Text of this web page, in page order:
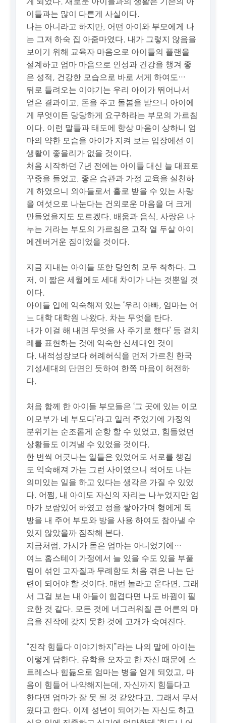
이들과는 많이 다른게 사실이다.
나는 아니라고 하지만, 어떤 아이와 부모에게 나
는 그저 하숙 집 아줌마였다. 내가 그렇지 않음을
보이기 위해 교육자 마음으로 아이들의 플랜을
설계하고 엄마 마음으로 인성과 건강을 챙겨 좋
은 성적, 건강한 모습으로 바로 서게 하여도…
뒤로 들려오는 이야기는 우리 아이가 뛰어나서
얻은 결과이고, 돈을 주고 돌봄을 받으니 아이에
게 무엇이든 당당하게 요구하라는 부모의 가르침
이다. 이런 말들과 태도에 항상 마음이 상하니 엄
마의 약한 모습을 아이가 지켜 보는 입장에선 이
생활이 좋을리가 없을 것이다.
처음 시작하던 7년 전에는 아이들 대신 늘 대표로
꾸중을 들었고, 좋은 습관과 가정 교육을 실천하
게 하였으니 외아들로서 홀로 받을 수 있는 사랑
을 여섯으로 나눈다는 건외로운 마음을 더 크게
만들었을지도 모르겠다. 배움과 음식, 사랑은 나
누는 거라는 부모의 가르침은 고작 열 두살 아이
에겐버거운 짐이었을 것이다.
지금 지내는 아이들 또한 당연히 모두 착하다. 그
저, 이 짧은 세월에도 세대 차이가 나는 것뿐일 것
이다.
아이들 입에 익숙해져 있는 ‘우리 아빠, 엄마는 어
느 대학 대학원 나왔다. 차는 무엇을 탄다.
내가 이걸 해 내면 무엇을 사 주기로 했다’ 등 겉치
레를 표현하는 것에 익숙한 신세대인 것이
다. 내적성장보다 허례허식을 먼저 가르친 한국
기성세대의 단면인 듯하여 한쪽 마음이 허전하
다.
처음 함께 한 아이들 부모들은 ‘그 곳에 있는 이모
이모부가 네 부모다’라고 일러 주었기에 가정의
분위기는 순조롭게 순항 할 수 있었고, 힘들었던
상황들도 이겨낼 수 있었을 것이다.
한 번씩 어긋나는 일들은 있었어도 서로를 챙김
도 익숙해져 가는 그런 사이였으니 적어도 나는
의미있는 일을 하고 있다는 생각은 가질 수 있었
다. 어쩜, 내 아이도 자신의 자리는 나누었지만 엄
마가 보람있어 하였고 정을 쌓아가며 형에게 독
방을 내 주어 부모와 방을 사용 하여도 참아낼 수
있지 않았을까 짐작해 본다.
지금처럼, 가시가 돋은 엄마는 아니었기에…
여느 홈스테이 가정에서 늘 있을 수도 있을 부풀
림이 섞인 고자질과 무례함도 처음 겪은 나는 단
련이 되어야 할 것이다. 매번 놀라고 운다면, 그래
서 그걸 보는 내 아들이 힘겹다면 나도 바뀜이 필
요한 것 같다. 모든 것에 너그러워질 큰 어른의 마
음을 진작에 갖지 못한 것에 고개가 숙여진다.
“진작 힘들다 이야기하지”라는 나의 말에 아이는
이렇게 답한다. 유학을 오자고 한 자신 때문에 스
트레스나 힘듦으로 엄마는 병을 얻게 되었고, 마
음이 힘들어 나약해지는데, 자신까지 힘들다고
한다면 엄마가 잘 못 될 것 같았다고, 그래서 무서
웠다고 한다. 이제 성년이 되어가는 자신도 하고